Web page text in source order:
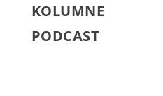
KOLUMNE
PODCAST